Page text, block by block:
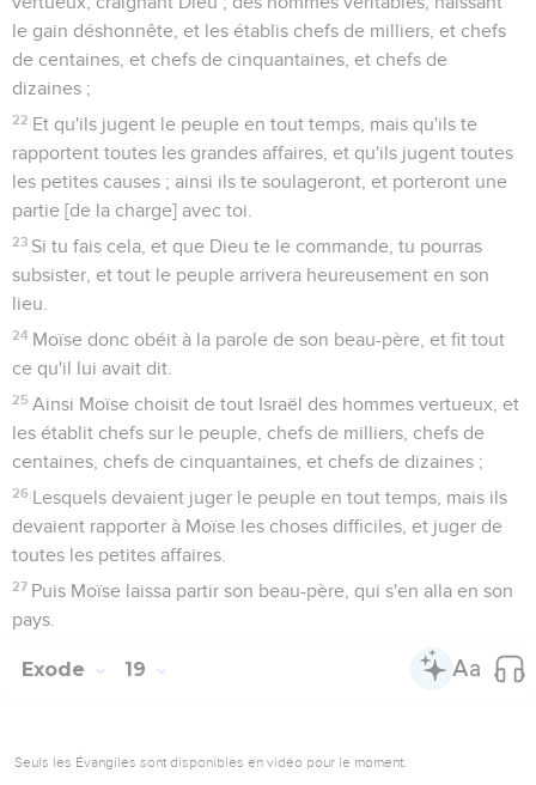
le gain déshonnête, et les établis chefs de milliers, et chefs
de centaines, et chefs de cinquantaines, et chefs de
dizaines ;
22 Et qu'ils jugent le peuple en tout temps, mais qu'ils te
rapportent toutes les grandes affaires, et qu'ils jugent toutes
les petites causes ; ainsi ils te soulageront, et porteront une
partie [de la charge] avec toi.
23 Si tu fais cela, et que Dieu te le commande, tu pourras
subsister, et tout le peuple arrivera heureusement en son
lieu.
24 Moïse donc obéit à la parole de son beau-père, et fit tout
ce qu'il lui avait dit.
25 Ainsi Moïse choisit de tout Israël des hommes vertueux, et
les établit chefs sur le peuple, chefs de milliers, chefs de
centaines, chefs de cinquantaines, et chefs de dizaines ;
26 Lesquels devaient juger le peuple en tout temps, mais ils
devaient rapporter à Moïse les choses difficiles, et juger de
toutes les petites affaires.
27 Puis Moïse laissa partir son beau-père, qui s'en alla en son
pays.
Exode 19
Seuls les Évangiles sont disponibles en vidéo pour le moment.